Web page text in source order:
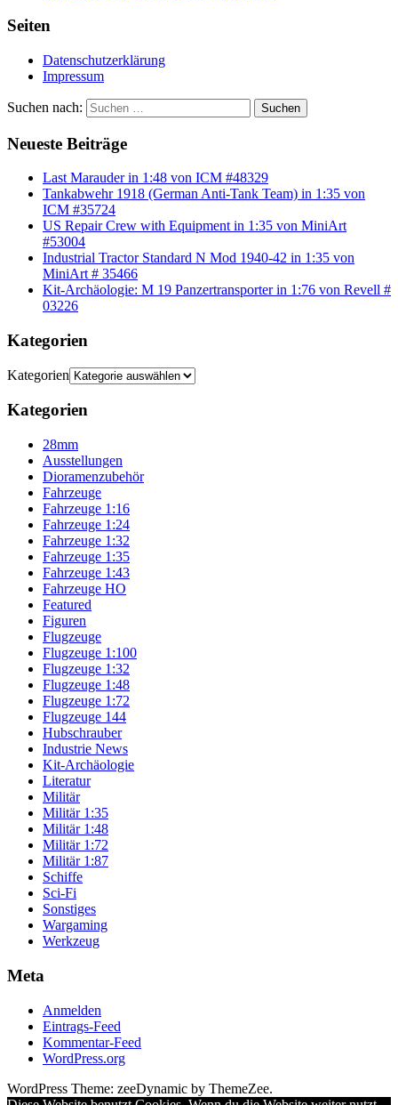
Seiten
Datenschutzerklärung
Impressum
Suchen nach: Suchen
Neueste Beiträge
Last Marauder in 1:48 von ICM #48329
Tankabwehr 1918 (German Anti-Tank Team) in 1:35 von
ICM #35724
US Repair Crew with Equipment in 1:35 von MiniArt
#53004
Industrial Tractor Standard N Mod 1940-42 in 1:35 von
MiniArt # 35466
Kit-Archäologie: M 19 Panzertransporter in 1:76 von Revell #
03226
Kategorien
Kategorien
Kategorien
28mm
Ausstellungen
Dioramenzubehör
Fahrzeuge
Fahrzeuge 1:16
Fahrzeuge 1:24
Fahrzeuge 1:32
Fahrzeuge 1:35
Fahrzeuge 1:43
Fahrzeuge HO
Featured
Figuren
Flugzeuge
Flugzeuge 1:100
Flugzeuge 1:32
Flugzeuge 1:48
Flugzeuge 1:72
Flugzeuge 144
Hubschrauber
Industrie News
Kit-Archäologie
Literatur
Militär
Militär 1:35
Militär 1:48
Militär 1:72
Militär 1:87
Schiffe
Sci-Fi
Sonstiges
Wargaming
Werkzeug
Meta
Anmelden
Eintrags-Feed
Kommentar-Feed
WordPress.org
WordPress Theme: zeeDynamic by ThemeZee.